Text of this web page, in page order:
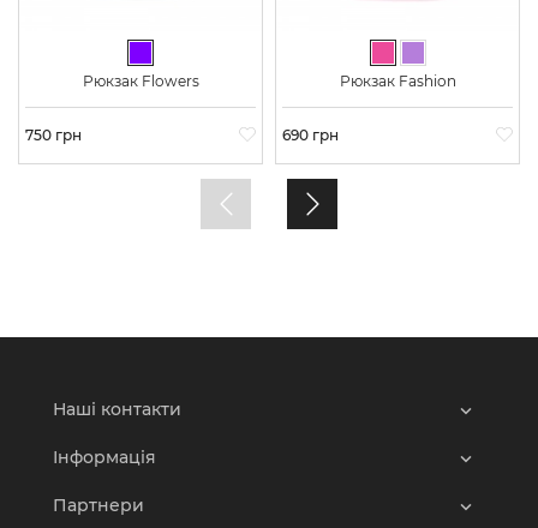
Рюкзак Flowers
Ціна
750 грн
Рюкзак Fashion
Ціна
690 грн
Наші контакти
Інформація
Партнери